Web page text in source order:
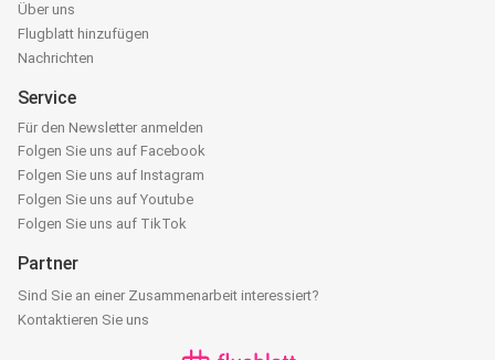
Über uns
Flugblatt hinzufügen
Nachrichten
Service
Für den Newsletter anmelden
Folgen Sie uns auf Facebook
Folgen Sie uns auf Instagram
Folgen Sie uns auf Youtube
Folgen Sie uns auf TikTok
Partner
Sind Sie an einer Zusammenarbeit interessiert?
Kontaktieren Sie uns